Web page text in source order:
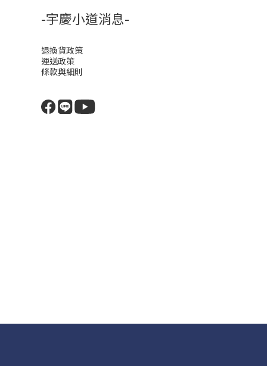
-宇慶小道消息-
退換貨政策
運送政策
條款與細則